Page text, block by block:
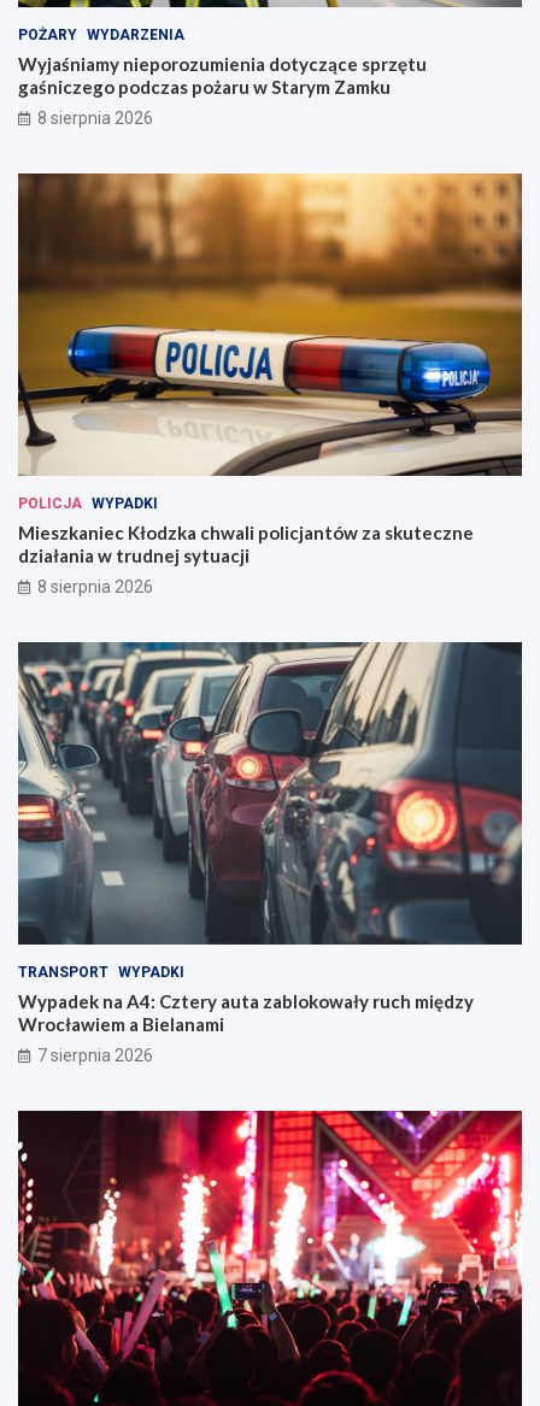
POŻARY WYDARZENIA
Wyjaśniamy nieporozumienia dotyczące sprzętu
gaśniczego podczas pożaru w Starym Zamku
8 sierpnia 2026
POLICJA WYPADKI
Mieszkaniec Kłodzka chwali policjantów za skuteczne
działania w trudnej sytuacji
8 sierpnia 2026
TRANSPORT WYPADKI
Wypadek na A4: Cztery auta zablokowały ruch między
Wrocławiem a Bielanami
7 sierpnia 2026